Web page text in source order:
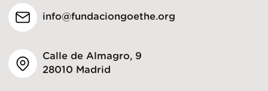
info@fundaciongoethe.org
Calle de Almagro, 9
28010 Madrid